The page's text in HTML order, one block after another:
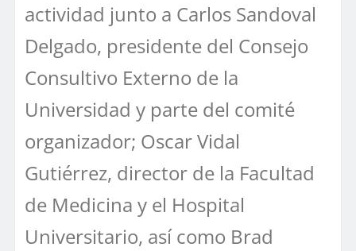
actividad junto a Carlos Sandoval
Delgado, presidente del Consejo
Consultivo Externo de la
Universidad y parte del comité
organizador; Oscar Vidal
Gutiérrez, director de la Facultad
de Medicina y el Hospital
Universitario, así como Brad